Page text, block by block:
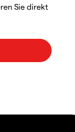
Sie direkt